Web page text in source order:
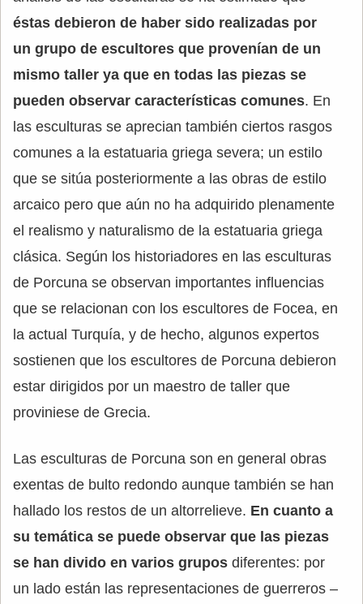
éstas debieron de haber sido realizadas por
un grupo de escultores que provenían de un
mismo taller ya que en todas las piezas se
pueden observar características comunes. En
las esculturas se aprecian también ciertos rasgos
comunes a la estatuaria griega severa; un estilo
que se sitúa posteriormente a las obras de estilo
arcaico pero que aún no ha adquirido plenamente
el realismo y naturalismo de la estatuaria griega
clásica. Según los historiadores en las esculturas
de Porcuna se observan importantes influencias
que se relacionan con los escultores de Focea, en
la actual Turquía, y de hecho, algunos expertos
sostienen que los escultores de Porcuna debieron
estar dirigidos por un maestro de taller que
proviniese de Grecia.
Las esculturas de Porcuna son en general obras
exentas de bulto redondo aunque también se han
hallado los restos de un altorrelieve. En cuanto a
su temática se puede observar que las piezas
se han divido en varios grupos diferentes: por
un lado están las representaciones de guerreros –